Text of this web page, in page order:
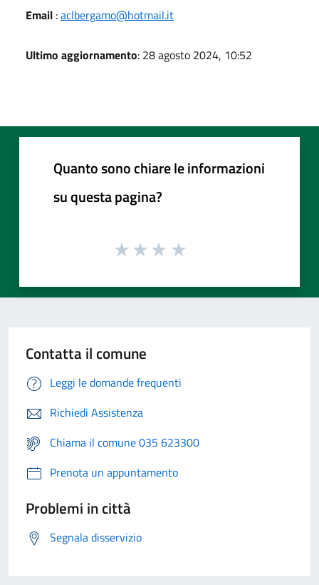
Email :aclbergamo@hotmail.it
Ultimo aggiornamento: 28 agosto 2024, 10:52
Quanto sono chiare le informazioni
su questa pagina?
Contatta il comune
Leggi le domande frequenti
Richiedi Assistenza
Chiama il comune 035 623300
Prenota un appuntamento
Problemi in città
Segnala disservizio